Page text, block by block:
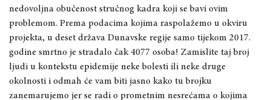
nedovoljna obučenost stručnog kadra koji se bavi ovim
problemom. Prema podacima kojima raspolažemo u okviru
projekta, u deset država Dunavske regije samo tijekom 2017.
godine smrtno je stradalo čak 4077 osoba! Zamislite taj broj
ljudi u kontekstu epidemije neke bolesti ili neke druge
okolnosti i odmah će vam biti jasno kako tu brojku
zanemarujemo jer se radi o prometnim nesrećama o kojima